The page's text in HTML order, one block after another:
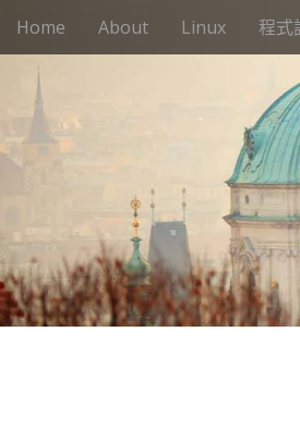
M
e
i
c
n
t
Home About Linux 程式